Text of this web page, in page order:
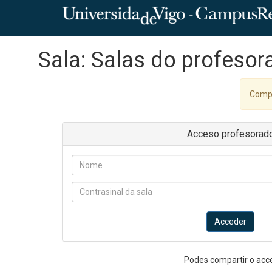
Sala: Salas do
Acceso
Acceder
Podes compartir o